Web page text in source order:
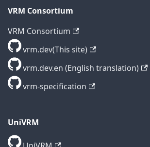
VRM Consortium
VRM Consortium
vrm.dev(This site)
vrm.dev.en (English translation)
vrm-specification
UniVRM